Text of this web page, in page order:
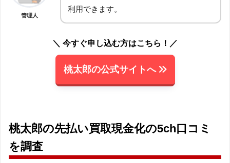
管理人
利用できます。
＼ 今すぐ申し込む方はこちら！／
桃太郎の公式サイトへ
桃太郎の先払い買取現金化の5ch口コミ
を調査